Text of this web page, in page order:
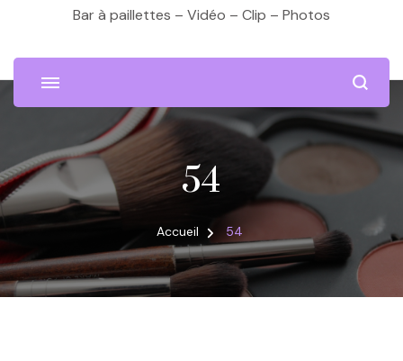
Bar à paillettes – Vidéo – Clip – Photos
54
Accueil 54